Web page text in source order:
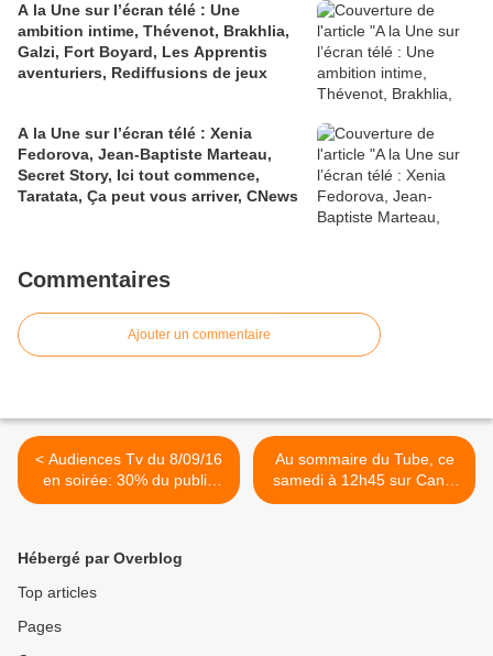
A la Une sur l’écran télé : Une
ambition intime, Thévenot, Brakhlia,
Galzi, Fort Boyard, Les Apprentis
aventuriers, Rediffusions de jeux
A la Une sur l’écran télé : Xenia
Fedorova, Jean-Baptiste Marteau,
Secret Story, Ici tout commence,
Taratata, Ça peut vous arriver, CNews
Commentaires
Ajouter un commentaire
< Audiences Tv du 8/09/16
en soirée: 30% du public
devant la saga de TF1. La
Au sommaire du Tube, ce
samedi à 12h45 sur Canal
+ : Jean-Pierre Pernaut >
Hébergé par Overblog
Top articles
Pages